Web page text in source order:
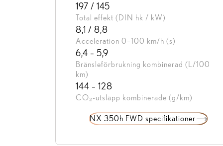
Total effekt (DIN hk / kW)
197 / 145
Acceleration 0–100 km/h (s)
8,1 / 8,8
Bränsleförbrukning kombinerad (L/100
km)
6,4 – 5,9
CO₂-utsläpp kombinerade (g/km)
144 – 128
NX 350h FWD specifikationer